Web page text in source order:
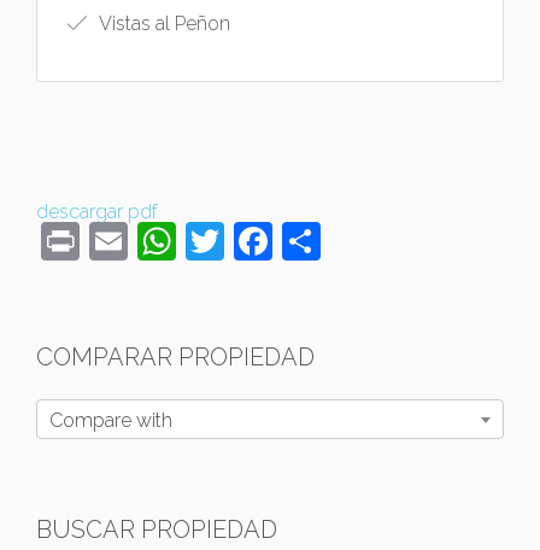
Vistas al Peñon
descargar pdf
PrintEmailWhatsApp
TwitterFacebook
COMPARAR PROPIEDAD
Compare with
BUSCAR PROPIEDAD